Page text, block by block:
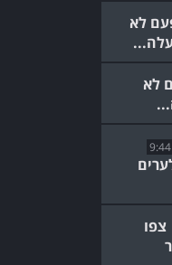
לא
לא
9:44
צפו